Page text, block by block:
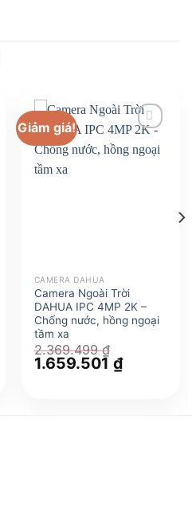
Giảm giá!
CAMERA DAHUA
Camera Ngoài Trời
DAHUA IPC 4MP 2K –
Chống nước, hồng ngoại
tầm xa
2.369.499₫
Giá
gốc
1.659.501 ₫Giá
hiện